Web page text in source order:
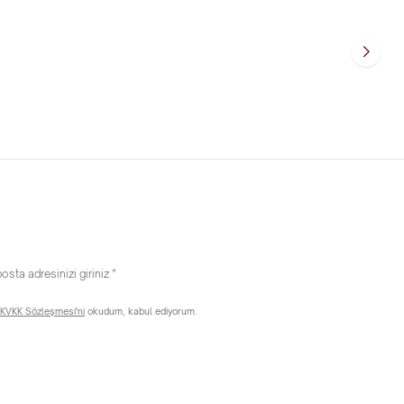
KVKK Sözleşmesi'ni okudum, kabul ediyorum.